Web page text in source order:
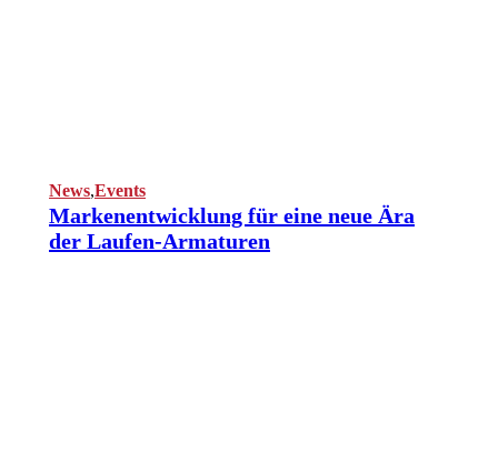
News,Events
Markenentwicklung für eine neue Ära
der Laufen-Armaturen